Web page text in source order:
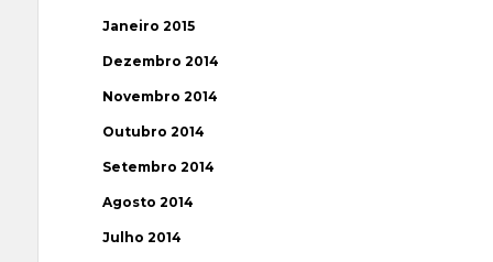
Janeiro 2015
Dezembro 2014
Novembro 2014
Outubro 2014
Setembro 2014
Agosto 2014
Julho 2014